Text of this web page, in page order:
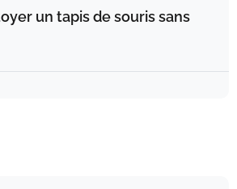
un tapis de souris sans